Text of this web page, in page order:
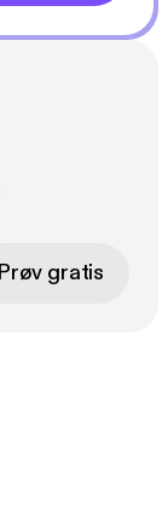
Prøv gratis